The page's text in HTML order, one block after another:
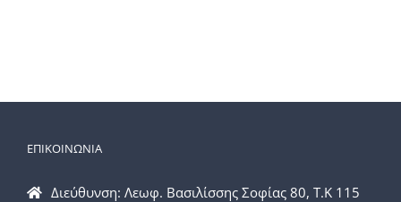
ΕΠΙΚΟΙΝΩΝΙΑ
Διεύθυνση: Λεωφ. Βασιλίσσης Σοφίας 80, Τ.Κ 115